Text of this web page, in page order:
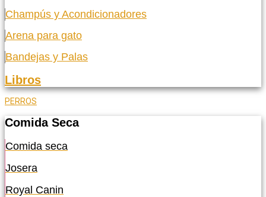
Champús y Acondicionadores
Arena para gato
Bandejas y Palas
Libros
PERROS
Comida Seca
Comida seca
Josera
Royal Canin